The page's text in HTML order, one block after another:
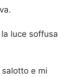
luce soffusa
e mi